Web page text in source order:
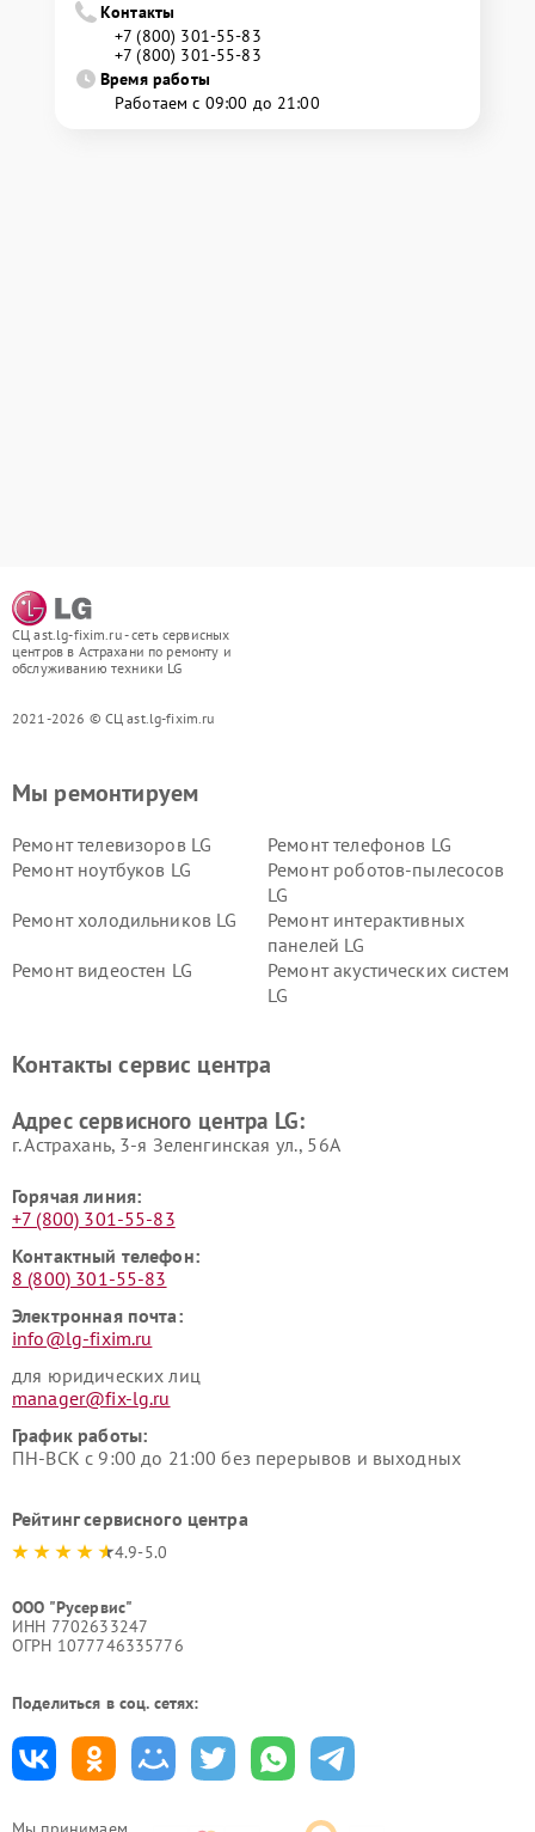
Контакты
+7 (800) 301-55-83
+7 (800) 301-55-83
Время работы
Работаем с 09:00 до 21:00
СЦ ast.lg-fixim.ru - сеть сервисных
центров в Астрахани по ремонту и
обслуживанию техники LG
2021-2026 © СЦ ast.lg-fixim.ru
Мы ремонтируем
Ремонт телевизоров LG
Ремонт телефонов LG
Ремонт ноутбуков LG
Ремонт роботов-пылесосов
LG
Ремонт холодильников LG
Ремонт интерактивных
панелей LG
Ремонт видеостен LG
Ремонт акустических систем
LG
Ремонт морозильных камер
Ремонт вертикальных
Контакты сервис центра
Адрес сервисного центра LG:
г. Астрахань, 3-я Зеленгинская ул., 56А
Горячая линия:
+7 (800) 301-55-83
Контактный телефон:
8 (800) 301-55-83
Электронная почта:
info@lg-fixim.ru
для юридических лиц
manager@fix-lg.ru
График работы:
ПН-ВСК с 9:00 до 21:00 без перерывов и выходных
Рейтинг сервисного центра
4.9-5.0
ООО "Русервис"
ИНН 7702633247
ОГРН 1077746335776
Поделиться в соц. сетях: